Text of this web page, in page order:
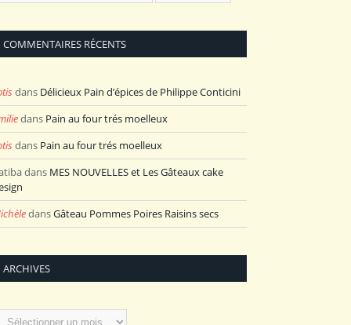
COMMENTAIRES RÉCENTS
dans Délicieux Pain d’épices de Philippe Conticini
dans Pain au four trés moelleux
dans Pain au four trés moelleux
dans MES NOUVELLES et Les Gâteaux cake
dansGâteau Pommes Poires Raisins secs
ARCHIVES